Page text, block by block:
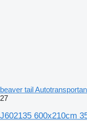
beaver tail
27
J602135 600x210cm